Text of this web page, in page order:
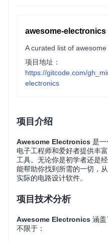
awesome-electronics
项目地址：
https://gitcode.com/
electronics
项目介绍
Awesome Electronics 是一
电子工程师和爱好者提供丰
工具。无论你是初学者还是
能帮助你找到所需的一切，
实际的电路设计软件。
项目技术分析
Awesome Electronics 涵盖
不限于：